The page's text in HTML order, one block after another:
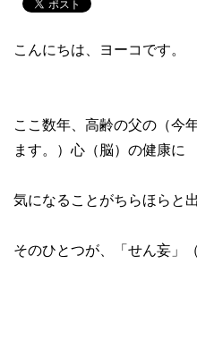
こんにちは、ヨーコです。
ここ数年、高齢の父の（今
ます。）心（脳）の健康に
気になることがちらほらと
そのひとつが、「せん妄」